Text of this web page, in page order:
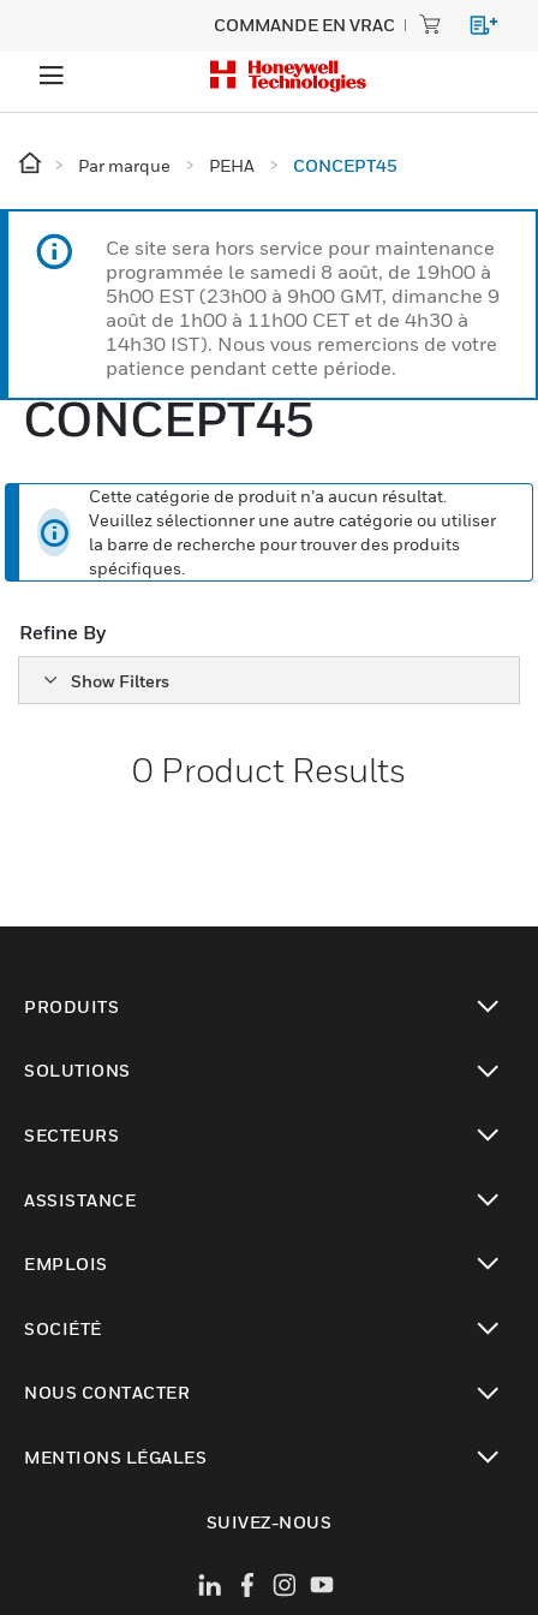
COMMANDE EN VRAC
Par marque PEHA CONCEPT45
Ce site sera hors service pour maintenance
programmée le samedi 8 août, de 19h00 à
5h00 EST (23h00 à 9h00 GMT, dimanche 9
août de 1h00 à 11h00 CET et de 4h30 à
14h30 IST). Nous vous remercions de votre
patience pendant cette période.
CONCEPT45
Cette catégorie de produit n’a aucun résultat.
Veuillez sélectionner une autre catégorie ou utiliser
la barre de recherche pour trouver des produits
spécifiques.
Refine By
Show Filters
0 Product Results
PRODUITS
SOLUTIONS
SECTEURS
ASSISTANCE
EMPLOIS
SOCIÉTÉ
NOUS CONTACTER
MENTIONS LÉGALES
SUIVEZ-NOUS